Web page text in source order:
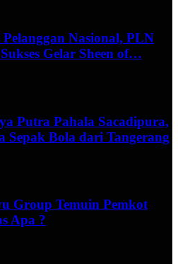
Nasional, PLN
Gelar Sheen of…
Putra Pahala Sacadipura,
Sepak Bola dari Tangerang
Group Temuin Pemkot
Apa ?